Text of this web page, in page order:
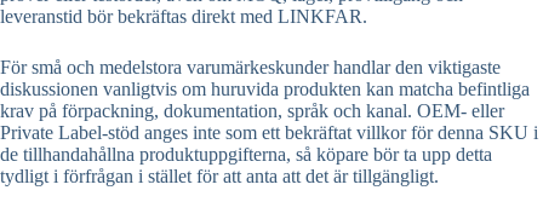
leveranstid bör bekräftas direkt med LINKFAR.
För små och medelstora varumärkeskunder handlar den viktigaste
diskussionen vanligtvis om huruvida produkten kan matcha befintliga
krav på förpackning, dokumentation, språk och kanal. OEM- eller
Private Label-stöd anges inte som ett bekräftat villkor för denna SKU i
de tillhandahållna produktuppgifterna, så köpare bör ta upp detta
tydligt i förfrågan i stället för att anta att det är tillgängligt.